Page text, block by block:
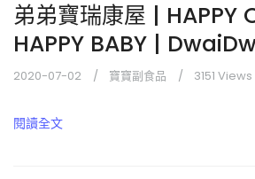
弟弟寶瑞康屋 | HAPPY
HAPPY BABY |
2020-07-02 寶寶副食品 3151 Views
閱讀全文